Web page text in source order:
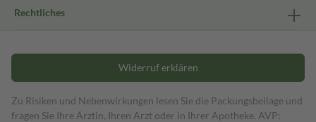
Rechtliches
Widerruf erklären
Zu Risiken und Nebenwirkungen lesen Sie die Packungsbeilage und
fragen Sie Ihre Ärztin, Ihren Arzt oder in Ihrer Apotheke. AVP: